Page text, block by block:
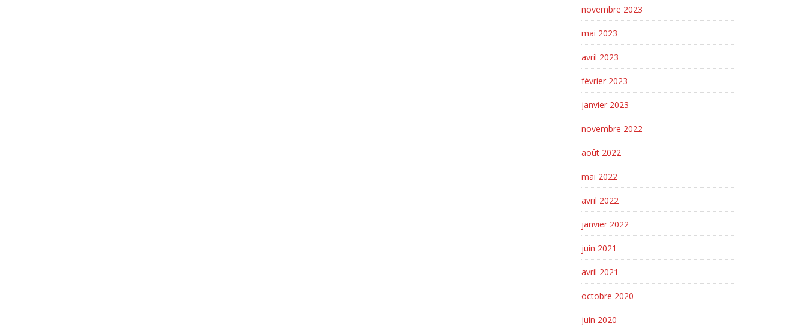
novembre 2023
mai 2023
avril 2023
février 2023
janvier 2023
novembre 2022
août 2022
mai 2022
avril 2022
janvier 2022
juin 2021
avril 2021
octobre 2020
juin 2020